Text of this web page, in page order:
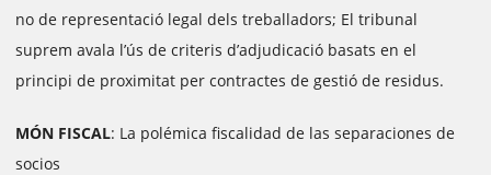
no de representació legal dels treballadors; El tribunal
suprem avala l’ús de criteris d’adjudicació basats en el
principi de proximitat per contractes de gestió de residus.
MÓN FISCAL: La polémica fiscalidad de las separaciones de
socios